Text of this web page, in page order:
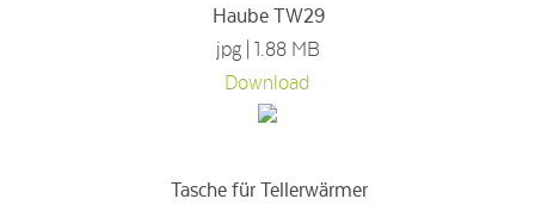
Haube TW29
jpg | 1.88 MB
Download
Tasche für Tellerwärmer